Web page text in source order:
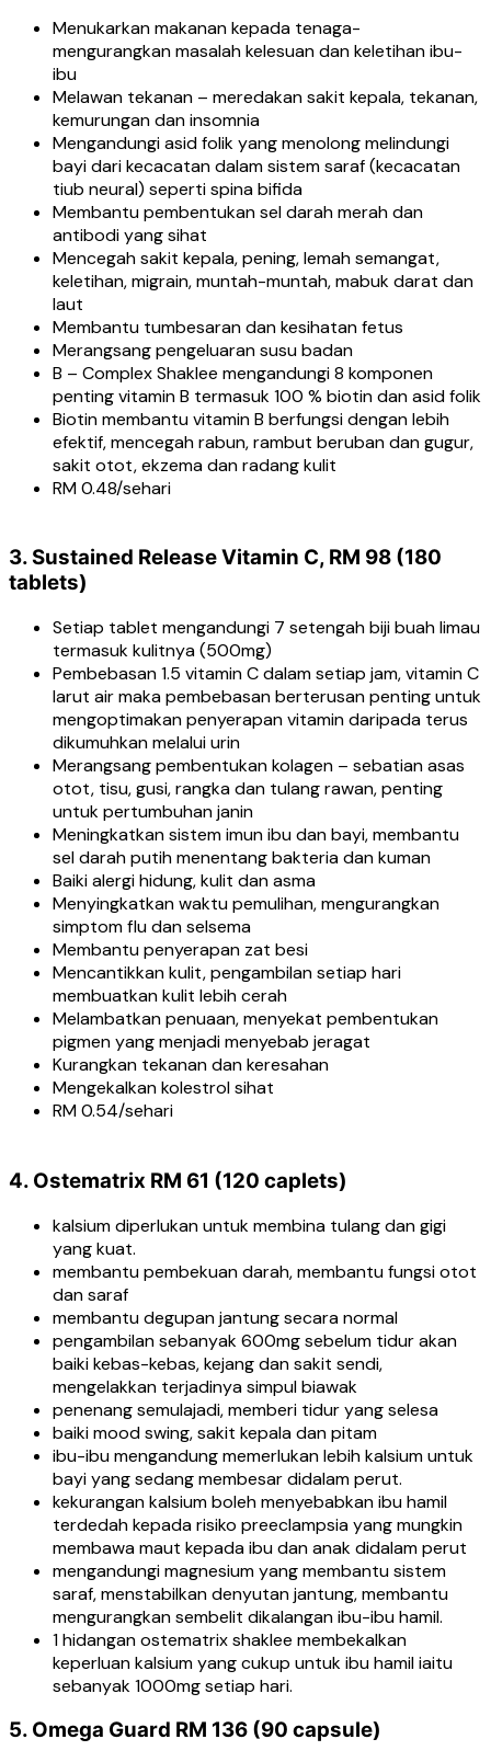
Menukarkan makanan kepada tenaga-
mengurangkan masalah kelesuan dan keletihan ibu-
ibu
Melawan tekanan – meredakan sakit kepala, tekanan,
kemurungan dan insomnia
Mengandungi asid folik yang menolong melindungi
bayi dari kecacatan dalam sistem saraf (kecacatan
tiub neural) seperti spina bifida
Membantu pembentukan sel darah merah dan
antibodi yang sihat
Mencegah sakit kepala, pening, lemah semangat,
keletihan, migrain, muntah-muntah, mabuk darat dan
laut
Membantu tumbesaran dan kesihatan fetus
Merangsang pengeluaran susu badan
B – Complex Shaklee mengandungi 8 komponen
penting vitamin B termasuk 100 % biotin dan asid folik
Biotin membantu vitamin B berfungsi dengan lebih
efektif, mencegah rabun, rambut beruban dan gugur,
sakit otot, ekzema dan radang kulit
RM 0.48/sehari
3. Sustained Release Vitamin C, RM 98 (180
tablets)
Setiap tablet mengandungi 7 setengah biji buah limau
termasuk kulitnya (500mg)
Pembebasan 1.5 vitamin C dalam setiap jam, vitamin C
larut air maka pembebasan berterusan penting untuk
mengoptimakan penyerapan vitamin daripada terus
dikumuhkan melalui urin
Merangsang pembentukan kolagen – sebatian asas
otot, tisu, gusi, rangka dan tulang rawan, penting
untuk pertumbuhan janin
Meningkatkan sistem imun ibu dan bayi, membantu
sel darah putih menentang bakteria dan kuman
Baiki alergi hidung, kulit dan asma
Menyingkatkan waktu pemulihan, mengurangkan
simptom flu dan selsema
Membantu penyerapan zat besi
Mencantikkan kulit, pengambilan setiap hari
membuatkan kulit lebih cerah
Melambatkan penuaan, menyekat pembentukan
pigmen yang menjadi menyebab jeragat
Kurangkan tekanan dan keresahan
Mengekalkan kolestrol sihat
RM 0.54/sehari
4. Ostematrix RM 61 (120 caplets)
kalsium diperlukan untuk membina tulang dan gigi
yang kuat.
membantu pembekuan darah, membantu fungsi otot
dan saraf
membantu degupan jantung secara normal
pengambilan sebanyak 600mg sebelum tidur akan
baiki kebas-kebas, kejang dan sakit sendi,
mengelakkan terjadinya simpul biawak
penenang semulajadi, memberi tidur yang selesa
baiki mood swing, sakit kepala dan pitam
ibu-ibu mengandung memerlukan lebih kalsium untuk
bayi yang sedang membesar didalam perut.
kekurangan kalsium boleh menyebabkan ibu hamil
terdedah kepada risiko preeclampsia yang mungkin
membawa maut kepada ibu dan anak didalam perut
mengandungi magnesium yang membantu sistem
saraf, menstabilkan denyutan jantung, membantu
mengurangkan sembelit dikalangan ibu-ibu hamil.
1 hidangan ostematrix shaklee membekalkan
keperluan kalsium yang cukup untuk ibu hamil iaitu
sebanyak 1000mg setiap hari.
5. Omega Guard RM 136 (90 capsule)